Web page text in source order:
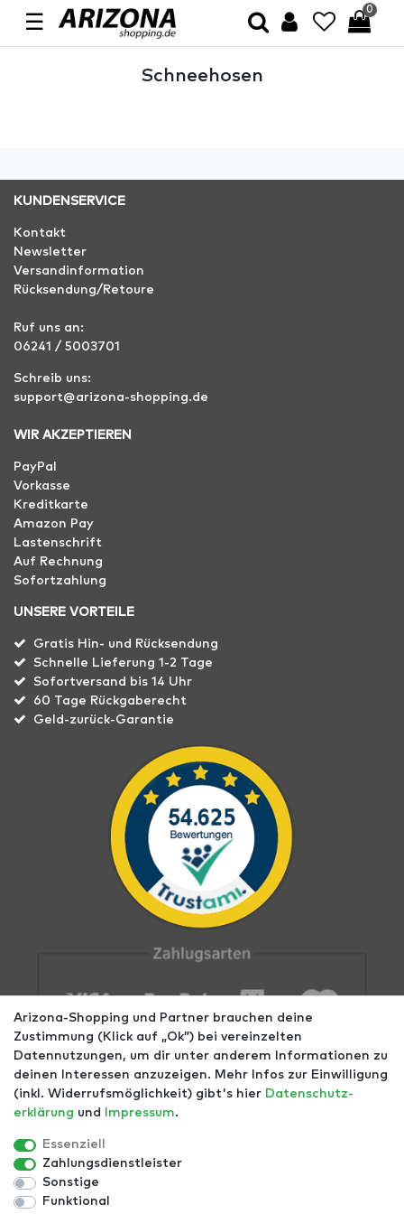
☰
0
Schneehosen
KUNDENSERVICE
Kontakt
Newsletter
Versandinformation
Rücksendung/Retoure
Ruf uns an:
06241 / 5003701
Schreib uns:
support@arizona-shopping.de
WIR AKZEPTIEREN
PayPal
Vorkasse
Kreditkarte
Amazon Pay
Lastenschrift
Auf Rechnung
Sofortzahlung
UNSERE VORTEILE
Gratis Hin- und Rücksendung
Schnelle Lieferung 1-2 Tage
Sofortversand bis 14 Uhr
60 Tage Rückgaberecht
Geld-zurück-Garantie
Impressum AGB Datenschutz
Arizona-Shopping und Partner brauchen deine
Zustimmung (Klick auf „Ok”) bei vereinzelten
Datennutzungen, um dir unter anderem Informationen zu
deinen Interessen anzuzeigen. Mehr Infos zur Einwilligung
(inkl. Widerrufsmöglichkeit) gibt's hier Daten­schutz­
erklärung und Impressum.
Essenziell
Zahlungsdienstleister
Sonstige
Funktional